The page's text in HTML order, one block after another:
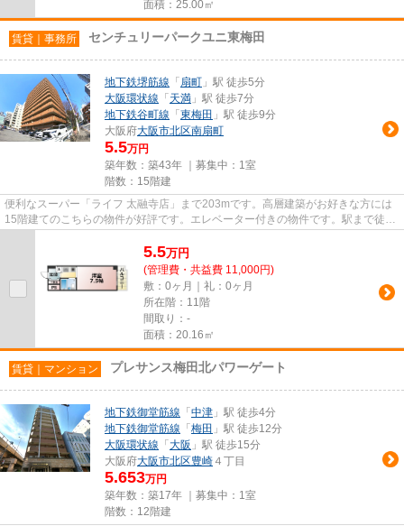
面積：25.00㎡
賃貸｜事務所 センチュリーパークユニ東梅田
地下鉄堺筋線 「 扇町 」駅 徒歩5分
大阪環状線 「 天満 」駅 徒歩7分
地下鉄谷町線 「 東梅田 」駅 徒歩9分
大阪府大阪市北区南扇町
5.5万円
築年数：築43年 ｜募集中： 1室
階数：15階建
便利なスーパー「ライフ 太融寺店」まで203mです。高層建築がお好きな方には
15階建てのこちらの物件が好評です。エレベーター付きの物件です。駅まで徒歩
5.5万円
(管理費・共益費 11,000円)
敷：0ヶ月｜礼：0ヶ月
所在階：11階
間取り：-
面積：20.16㎡
賃貸｜マンション プレサンス梅田北パワーゲート
地下鉄御堂筋線 「 中津 」駅 徒歩4分
地下鉄御堂筋線 「 梅田 」駅 徒歩12分
大阪環状線 「 大阪 」駅 徒歩15分
大阪府大阪市北区豊崎 ４丁目
5.653万円
築年数：築17年 ｜募集中： 1室
階数：12階建